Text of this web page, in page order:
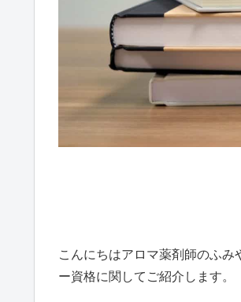
こんにちはアロマ薬剤師のふみ
ー資格に関してご紹介します。